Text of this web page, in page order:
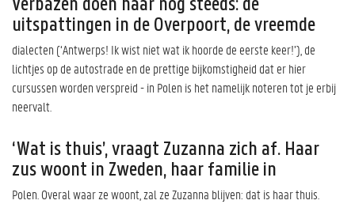
Verbazen doen haar nog steeds: de
uitspattingen in de Overpoort, de vreemde
dialecten (‘Antwerps! Ik wist niet wat ik hoorde de eerste keer!’), de
lichtjes op de autostrade en de prettige bijkomstigheid dat er hier
cursussen worden verspreid - in Polen is het namelijk noteren tot je erbij
neervalt.
‘Wat is thuis’, vraagt Zuzanna zich af. Haar
zus woont in Zweden, haar familie in
Polen. Overal waar ze woont, zal ze Zuzanna blijven: dat is haar thuis.